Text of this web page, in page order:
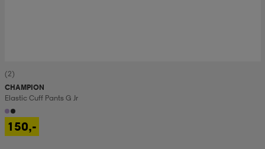
(2)
CHAMPION
Elastic Cuff Pants G Jr
150,-